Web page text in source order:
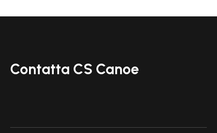
Contatta CS Canoe